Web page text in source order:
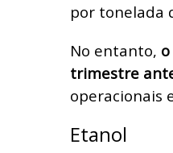
por tonelada
No entanto,
trimestre
operacionais
Etanol